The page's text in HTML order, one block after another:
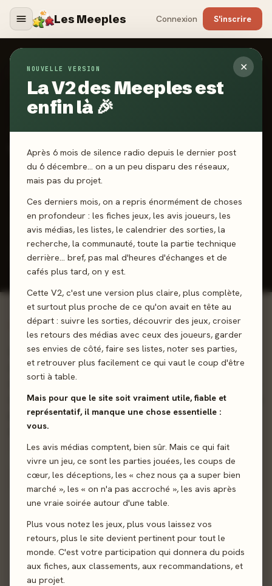
Les Meeples Connexion S'inscrire
✕
NOUVELLE VERSION
La V2 des Meeples est
enfin là 🎉
Après 6 mois de silence radio depuis le dernier post
du 6 décembre… on a un peu disparu des réseaux,
mais pas du projet.
Ces derniers mois, on a repris énormément de choses
en profondeur : les fiches jeux, les avis joueurs, les
avis médias, les listes, le calendrier des sorties, la
recherche, la communauté, toute la partie technique
derrière… bref, pas mal d'heures d'échanges et de
cafés plus tard, on y est.
Cette V2, c'est une version plus claire, plus complète,
et surtout plus proche de ce qu'on avait en tête au
départ : suivre les sorties, découvrir des jeux, croiser
les retours des médias avec ceux des joueurs, garder
ses envies de côté, faire ses listes, noter ses parties,
et retrouver plus facilement ce qui vaut le coup d'être
sorti à table.
Mais pour que le site soit vraiment utile, fiable et
représentatif, il manque une chose essentielle :
vous.
Les avis médias comptent, bien sûr. Mais ce qui fait
vivre un jeu, ce sont les parties jouées, les coups de
cœur, les déceptions, les « chez nous ça a super bien
marché », les « on n'a pas accroché », les avis après
une vraie soirée autour d'une table.
Plus vous notez les jeux, plus vous laissez vos
retours, plus le site devient pertinent pour tout le
monde. C'est votre participation qui donnera du poids
aux fiches, aux classements, aux recommandations, et
au projet.
Jeux/Yubibo
2025·ORIGAMES
Yubibo
2-8 joueurs 6 ans+
J'ai joué Envie de jouer Wishlist
Donner mon avis
01 - LE JEU
Coopérez avec vos doigts ! Construisez ensemble une
structure aérienne à l’aide de baguettes de bois et de vos
doigts ! Faites tenir chaque extrémité du bâtonnet entre les
doigts des joueurs comme indiqué sur les cartes. Variez les
parties en choisissant le mode défi. Un Twister coopératif
des doigts !
Dextérité
Sortie
Kosuke Takahashi
Tabata·Momoka Nakayama
Illustration Kanako Ichimori